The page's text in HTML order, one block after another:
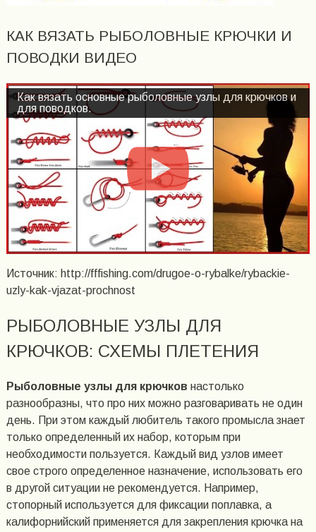
КАК ВЯЗАТЬ РЫБОЛОВНЫЕ КРЮЧКИ И
ПОВОДКИ ВИДЕО
Как вязать основные рыболовные узлы для крючков и
для поводков.
Источник: http://fffishing.com/drugoe-o-rybalke/rybackie-
uzly-kak-vjazat-prochnost
РЫБОЛОВНЫЕ УЗЛЫ ДЛЯ
КРЮЧКОВ: СХЕМЫ ПЛЕТЕНИЯ
Рыболовные узлы для крючков настолько
разнообразны, что про них можно разговаривать не один
день. При этом каждый любитель такого промысла знает
только определенный их набор, которым при
необходимости пользуется. Каждый вид узлов имеет
свое строго определенное назначение, использовать его
в другой ситуации не рекомендуется. Например,
стопорный используется для фиксации поплавка, а
калифорнийский применяется для закрепления крючка на